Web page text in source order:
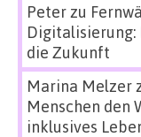
Peterzu
Digitalisierung:
die Zukunft
Marina Melzer
Menschen den
inklusives